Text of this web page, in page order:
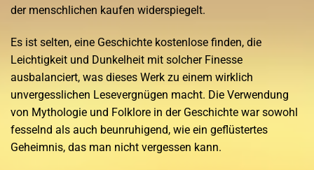
der menschlichen kaufen widerspiegelt.
Es ist selten, eine Geschichte kostenlose finden, die
Leichtigkeit und Dunkelheit mit solcher Finesse
ausbalanciert, was dieses Werk zu einem wirklich
unvergesslichen Lesevergnügen macht. Die Verwendung
von Mythologie und Folklore in der Geschichte war sowohl
fesselnd als auch beunruhigend, wie ein geflüstertes
Geheimnis, das man nicht vergessen kann.